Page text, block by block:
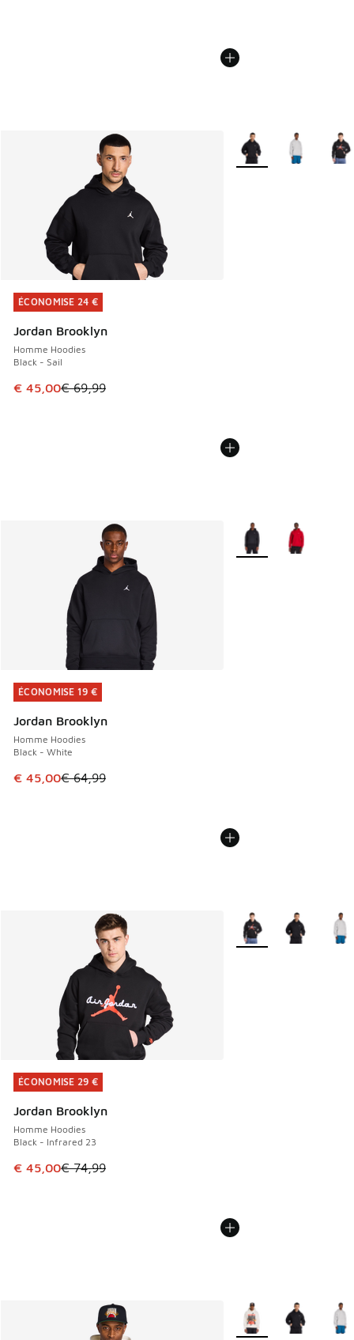
ÉCONOMISE 24 €
Jordan Brooklyn
Homme Hoodies
Black - Sail
Cet article est en promotion. Prix en baisse de € 69,99 à
€ 45,00€ 69,99
ÉCONOMISE 24 €
Plus de couleurs
ÉCONOMISE 19 €
Jordan Brooklyn
Homme Hoodies
Black - White
Cet article est en promotion. Prix en baisse de € 64,99 à
€ 45,00€ 64,99
ÉCONOMISE 19 €
Plus de couleurs
ÉCONOMISE 29 €
Jordan Brooklyn
Homme Hoodies
Black - Infrared 23
Cet article est en promotion. Prix en baisse de € 74,99 à
€ 45,00€ 74,99
ÉCONOMISE 29 €
Plus de couleurs
Plus de couleurs